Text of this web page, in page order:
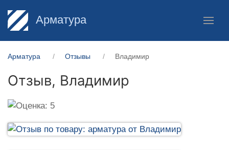
Арматура
Арматура Отзывы Владимир
Отзыв, Владимир